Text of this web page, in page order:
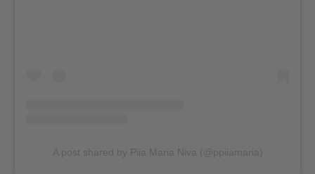
A post shared by Piia Maria Niva (@ppiiamaria)